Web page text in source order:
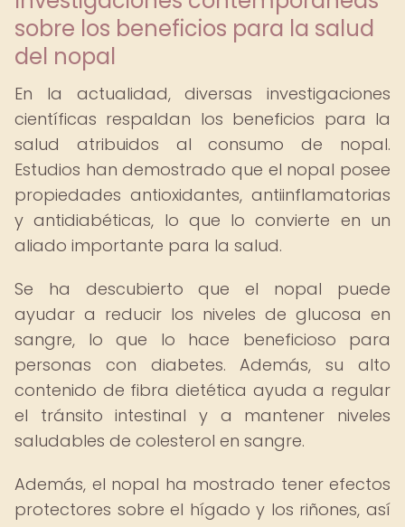
sobre los beneficios para la salud
del nopal
En la actualidad, diversas investigaciones
científicas respaldan los beneficios para la
salud atribuidos al consumo de nopal.
Estudios han demostrado que el nopal posee
propiedades antioxidantes, antiinflamatorias
y antidiabéticas, lo que lo convierte en un
aliado importante para la salud.
Se ha descubierto que el nopal puede
ayudar a reducir los niveles de glucosa en
sangre, lo que lo hace beneficioso para
personas con diabetes. Además, su alto
contenido de fibra dietética ayuda a regular
el tránsito intestinal y a mantener niveles
saludables de colesterol en sangre.
Además, el nopal ha mostrado tener efectos
protectores sobre el hígado y los riñones, así